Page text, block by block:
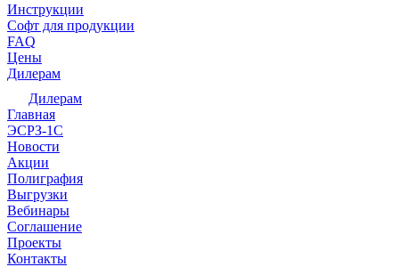
Инструкции
Софт для продукции
FAQ
Цены
Дилерам
Дилерам
Главная
ЭСРЗ-1С
Новости
Акции
Полиграфия
Выгрузки
Вебинары
Соглашение
Проекты
Контакты